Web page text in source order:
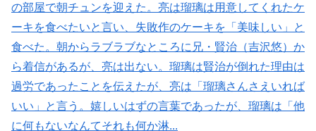
の部屋で朝チュンを迎えた。亮は瑠璃は用意してくれたケ
ーキを食べたいと言い、失敗作のケーキを「美味しい」と
食べた。朝からラブラブなところに兄・賢治（吉沢悠）か
ら着信があるが、亮は出ない。瑠璃は賢治が倒れた理由は
過労であったことを伝えたが、亮は「瑠璃さんさえいれば
いい」と言う。嬉しいはずの言葉であったが、瑠璃は「他
に何もないなんてそれも何か淋...